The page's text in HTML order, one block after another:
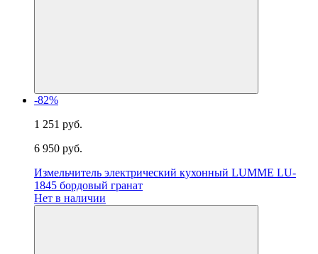
-82%
1 251 руб.
6 950 руб.
Измельчитель электрический кухонный LUMME LU-
1845 бордовый гранат
Нет в наличии